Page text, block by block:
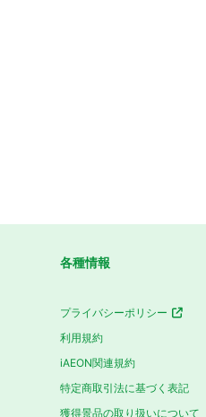
各種情報
プライバシーポリシー
利用規約
iAEON関連規約
特定商取引法に基づく表記
獲得景品の取り扱いについて